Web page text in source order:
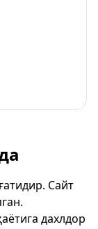
Сайт
дахлдор